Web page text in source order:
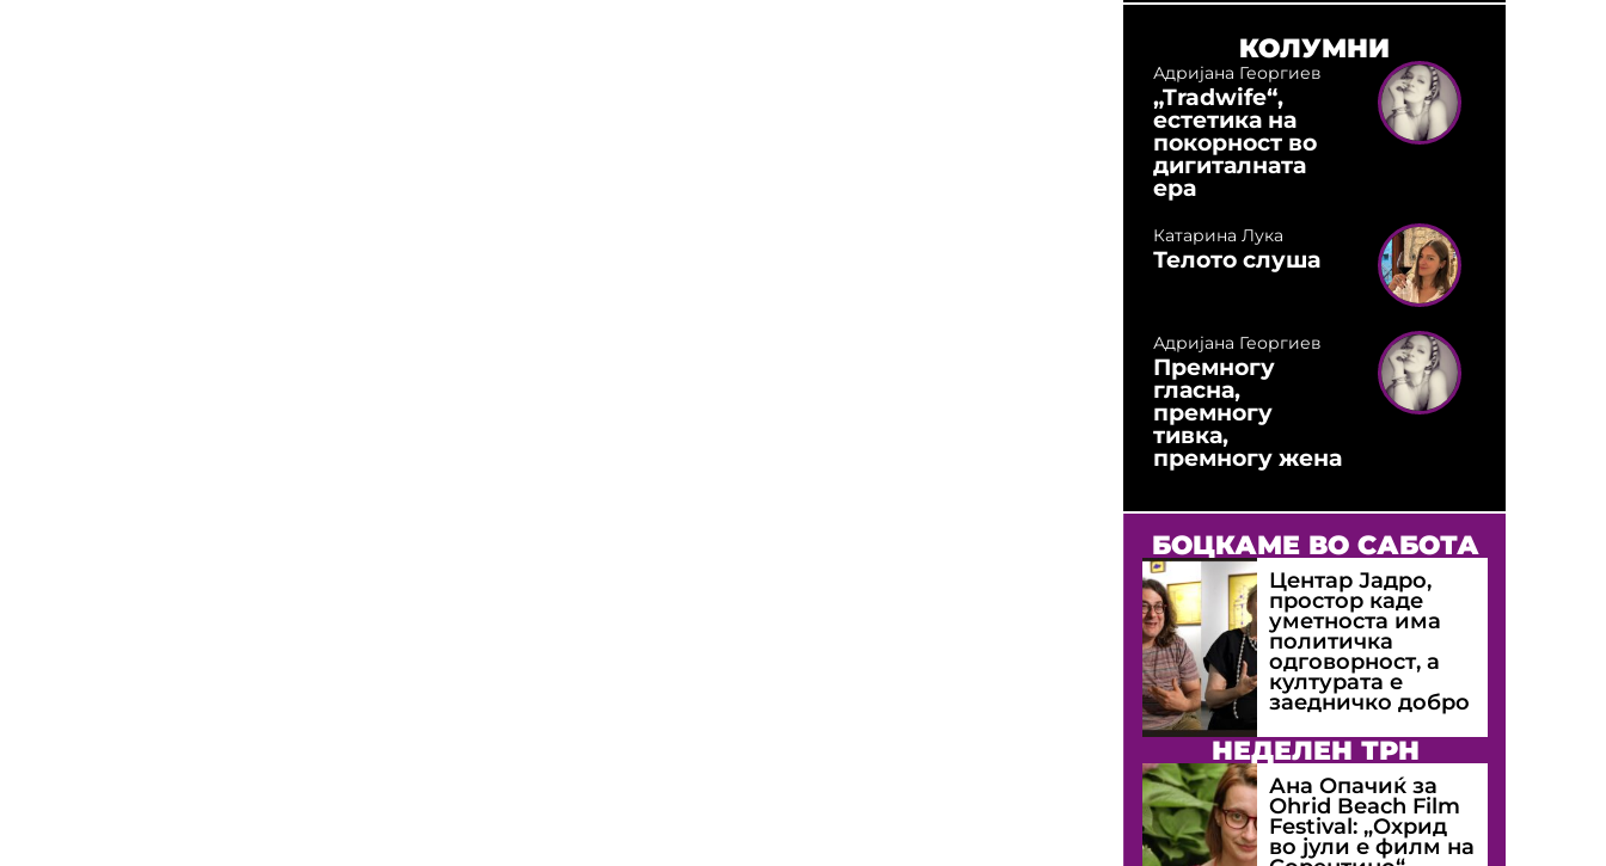
КОЛУМНИ
Адријана Георгиев
„Tradwife“,
естетика на
покорност во
дигиталната
ера
Катарина Лука
Телото слуша
Адријана Георгиев
Премногу
гласна,
премногу
тивка,
премногу жена
БОЦКАМЕ ВО САБОТА
Центар Јадро,
простор каде
уметноста има
политичка
одговорност, а
културата е
заедничко добро
НЕДЕЛЕН ТРН
Ана Опачиќ за
Оhrid Beach Film
Festival: „Охрид
во јули е филм на